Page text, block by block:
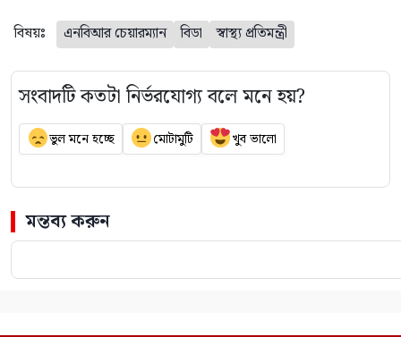
বিষয়ঃ এনবিআর চেয়ারম্যান বিডা স্বাস্থ্য প্রতিমন্ত্রী
সংবাদটি কতটা নির্ভরযোগ্য বলে মনে হয়?
ভুল মনে হচ্ছে মোটামুটি খুব ভালো
মন্তব্য করুন